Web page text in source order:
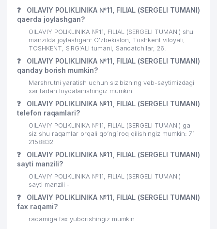
❓
OILAVIY POLIKLINIKA №11, FILIAL (SERGELI TUMANI)
qaerda joylashgan?
OILAVIY POLIKLINIKA №11, FILIAL (SERGELI TUMANI) shu
manzilda joylashgan: O'zbekiston, Toshkent viloyati,
TOSHKENT, SIRG'ALI tumani, Sanoatchilar, 26.
❓
OILAVIY POLIKLINIKA №11, FILIAL (SERGELI TUMANI)
qanday borish mumkin?
Marshrutni yaratish uchun siz bizning veb-saytimizdagi
xaritadan foydalanishingiz mumkin
❓
OILAVIY POLIKLINIKA №11, FILIAL (SERGELI TUMANI)
telefon raqamlari?
OILAVIY POLIKLINIKA №11, FILIAL (SERGELI TUMANI) ga
siz shu raqamlar orqali qo’ng’iroq qilishingiz mumkin: 71
2158832
❓
OILAVIY POLIKLINIKA №11, FILIAL (SERGELI TUMANI)
sayti manzili?
OILAVIY POLIKLINIKA №11, FILIAL (SERGELI TUMANI)
sayti manzili -
❓
OILAVIY POLIKLINIKA №11, FILIAL (SERGELI TUMANI)
fax raqami?
raqamiga fax yuborishingiz mumkin.